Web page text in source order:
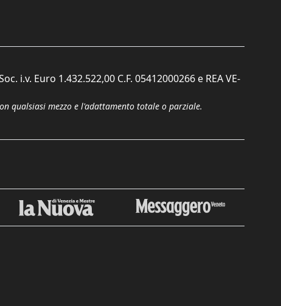
i.v. Euro 1.432.522,00 C.F. 05412000266 e REA VE-
qualsiasi mezzo e l'adattamento totale o parziale.